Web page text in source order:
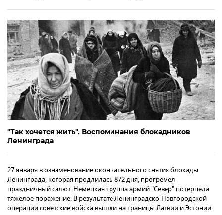
"Так хочется жить". Воспоминания блокадников
Ленинграда
27 января в ознаменование окончательного снятия блокады
Ленинграда, которая продлилась 872 дня, прогремел
праздничный салют. Немецкая группа армий "Север" потерпела
тяжелое поражение. В результате Ленинградско-Новгородской
операции советские войска вышли на границы Латвии и Эстонии.